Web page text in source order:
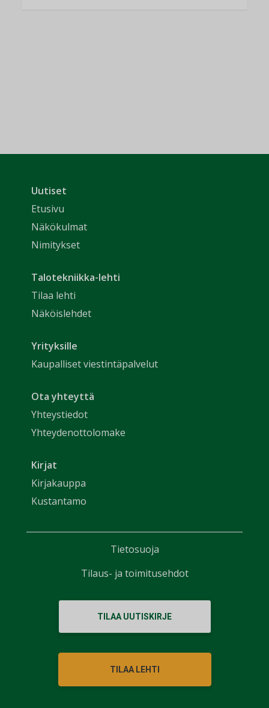
Uutiset
Etusivu
Näkökulmat
Nimitykset
Talotekniikka-lehti
Tilaa lehti
Näköislehdet
Yrityksille
Kaupalliset viestintäpalvelut
Ota yhteyttä
Yhteystiedot
Yhteydenottolomake
Kirjat
Kirjakauppa
Kustantamo
TILAA UUTISKIRJE
TILAA LEHTI
Tietosuoja
Tilaus- ja toimitusehdot